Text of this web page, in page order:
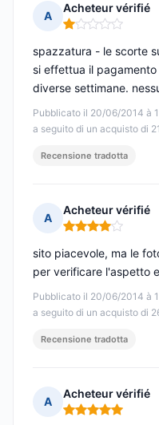
A
Acheteur vérifié
Nota: 1 su 5
Pubblicato il 20/06/2014 à
a seguito di un acquisto di
spazzatura - le scorte
si effettua il
diverse settimane.
Recensione tradotta
A
Acheteur vérifié
Nota: 4 su 5
Pubblicato il 20/06/2014 à
a seguito di un acquisto di
sito piacevole, ma le
per verificare l'aspetto
Recensione tradotta
A
Acheteur vérifié
Nota: 5 su 5